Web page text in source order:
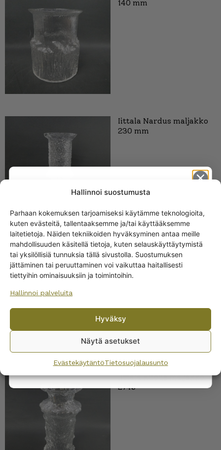
Hallinnoi suostumusta
Parhaan kokemuksen tarjoamiseksi käytämme teknologioita,
kuten evästeitä, tallentaaksemme ja/tai käyttääksemme
laitetietoja. Näiden tekniikoiden hyväksyminen antaa meille
mahdollisuuden käsitellä tietoja, kuten selauskäyttäytymistä
tai yksilöllisiä tunnuksia tällä sivustolla. Suostumuksen
jättäminen tai peruuttaminen voi vaikuttaa haitallisesti
tiettyihin ominaisuuksiin ja toimintoihin.
Hallinnoi palveluita
Hyväksy
Näytä asetukset
EvästekäytäntöTietosuojalausunto
140 mm
Iittala Nardus maljakko
230 mm
Iittala Nardus maljakko
260 mm
55,00
Iittala Rubus maljakko
2745
Get -5%
off?
Yes! I want the discount
privacy policy.